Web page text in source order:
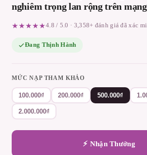
nghiêm trọng lan rộng trên
★★★★★4.8 / 5.0 · 3,358+ đánh giá đã xác
Đang Thịnh Hành
MỨC NẠP THAM KHẢO
100.000₫ 200.000₫ 500.000₫
2.000.000₫
⚡ Nhận Thưởng